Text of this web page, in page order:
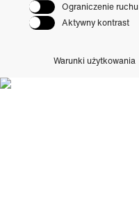
Ograniczenie ruchu
Aktywny kontrast
Warunki użytkowania